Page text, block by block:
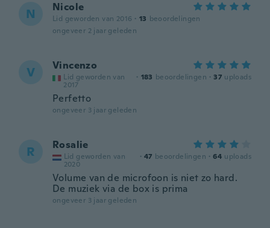
N Nicole
Lid geworden van 2016 · 13 beoordelingen
ongeveer 2 jaar geleden
V Vincenzo
Lid geworden van
2017
· 183 beoordelingen · 37 uploads
Perfetto
ongeveer 3 jaar geleden
R Rosalie
Lid geworden van
2020
· 47 beoordelingen · 64 uploads
Volume van de microfoon is niet zo hard.
De muziek via de box is prima
ongeveer 3 jaar geleden